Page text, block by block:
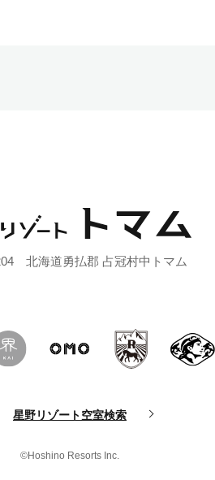
北海道勇払郡 占冠村中トマム
星野リゾート空室検索
©Hoshino Resorts Inc.